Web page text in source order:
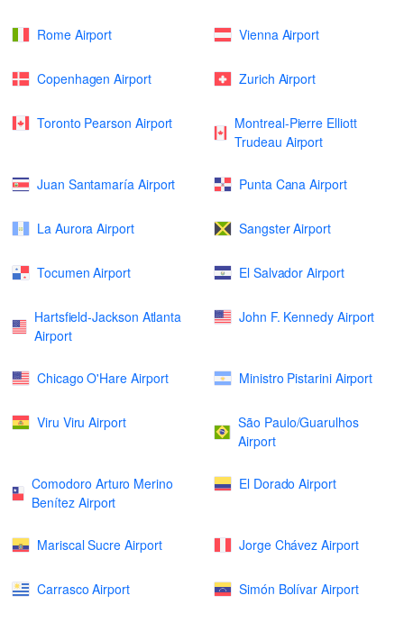
Rome Airport Vienna Airport
Copenhagen Airport Zurich Airport
Toronto Pearson Airport
Montreal-Pierre Elliott
Trudeau Airport
Juan Santamaría Airport Punta Cana Airport
La Aurora Airport Sangster Airport
Tocumen Airport El Salvador Airport
Hartsfield-Jackson Atlanta
Airport
John F. Kennedy Airport
Chicago O'Hare Airport Ministro Pistarini Airport
Viru Viru Airport
São Paulo/Guarulhos
Airport
Comodoro Arturo Merino
Benítez Airport
El Dorado Airport
Mariscal Sucre Airport Jorge Chávez Airport
Carrasco Airport Simón Bolívar Airport